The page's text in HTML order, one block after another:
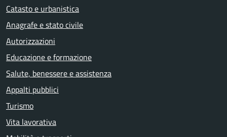
Catasto e urbanistica
Anagrafe e stato civile
Autorizzazioni
Educazione e formazione
Salute, benessere e assistenza
Appalti pubblici
Turismo
Vita lavorativa